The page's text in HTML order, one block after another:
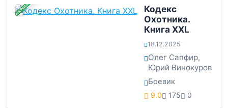
ЗАВЕРШЕНА
Кодекс
Охотника.
Книга XXL
18.12.2025
Олег Сапфир,
Юрий Винокуров
Боевик
9.0 175 0